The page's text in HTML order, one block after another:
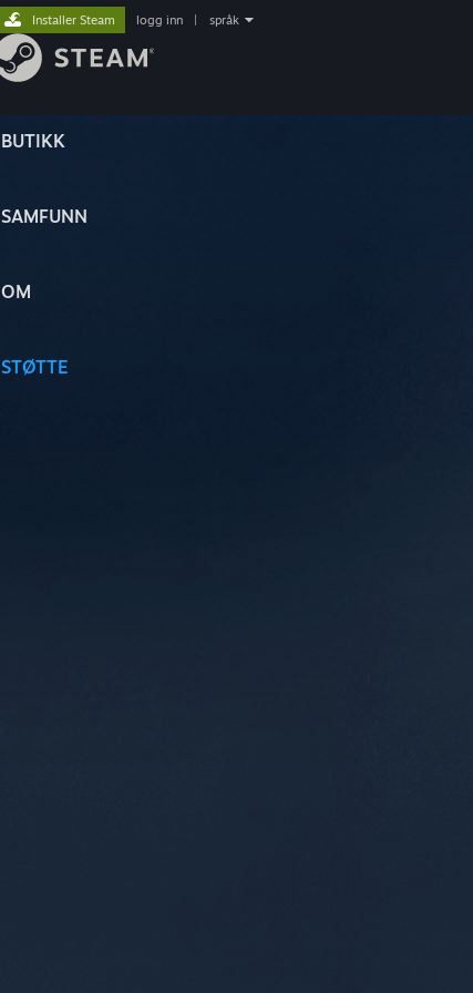
BUTIKK
SAMFUNN
OM
STØTTE
Installer Steam logg inn språk